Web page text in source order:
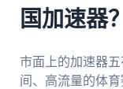
国加速器？
市面上的加速器
间、高流量的体